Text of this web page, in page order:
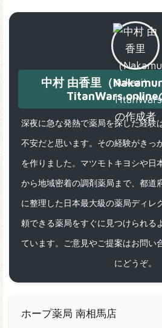
中村 由香里（
TitanWars.online
深夜に急な発熱で薬局を探した経験
不安だと思います。その経験がきっ
を作りました。マツモトキヨシや日
から地域密着の調剤薬局まで、都道
に整理した日本最大級の薬局ディレ
頼できる薬局をすぐに見つけられる
ています。ご意見やご提案はお問い
にどうぞ。
ホープ薬局 南相馬店